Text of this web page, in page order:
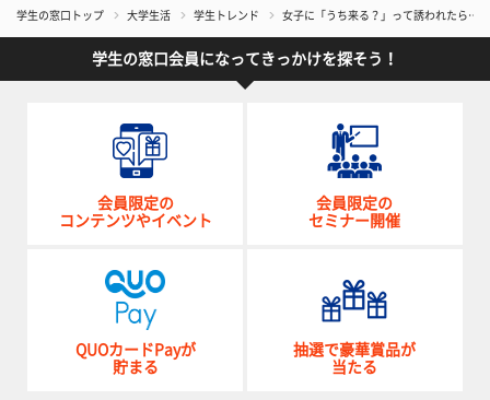
学生の窓口トップ 大学生活 学生トレンド 女子に「うち来る？」って誘われたら
学生の窓口会員になってきっかけを探そう！
会員限定の
コンテンツやイベント
会員限定の
セミナー開催
QUOカードPayが
貯まる
抽選で豪華賞品が
当たる